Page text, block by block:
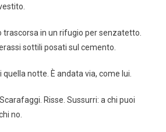
trascorsa in un rifugio per senzatetto.
sottili posati sul cemento.
quella notte. È andata via, come lui.
Risse. Sussurri: a chi puoi
no.